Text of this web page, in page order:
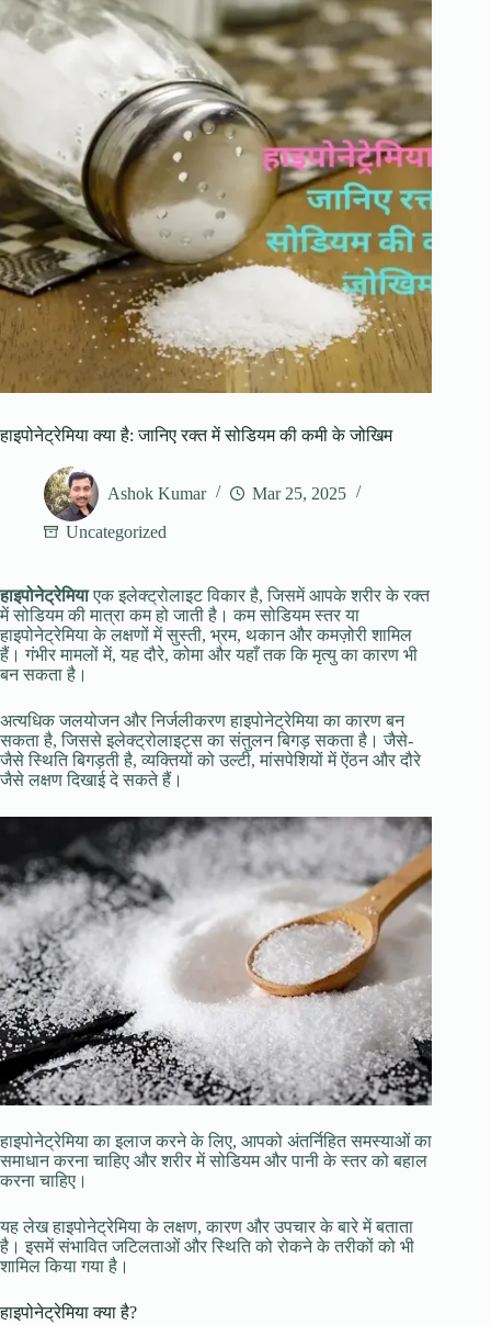
हाइपोनेट्रेमिया क्या है: जानिए रक्त में सोडियम की कमी के जोखिम
Ashok Kumar Mar 25, 2025
Uncategorized
हाइपोनेट्रेमियाएक इलेक्ट्रोलाइट विकार है, जिसमें आपके शरीर के रक्त
में सोडियम की मात्रा कम हो जाती है। कम सोडियम स्तर या
हाइपोनेट्रेमिया के लक्षणों में सुस्ती, भ्रम, थकान और कमज़ोरी शामिल
हैं। गंभीर मामलों में, यह दौरे, कोमा और यहाँ तक कि मृत्यु का कारण भी
बन सकता है।
अत्यधिक जलयोजन और निर्जलीकरण हाइपोनेट्रेमिया का कारण बन
सकता है, जिससे इलेक्ट्रोलाइट्स का संतुलन बिगड़ सकता है। जैसे-
जैसे स्थिति बिगड़ती है, व्यक्तियों को उल्टी, मांसपेशियों में ऐंठन और दौरे
जैसे लक्षण दिखाई दे सकते हैं।
हाइपोनेट्रेमिया का इलाज करने के लिए, आपको अंतर्निहित समस्याओं का
समाधान करना चाहिए और शरीर में सोडियम और पानी के स्तर को बहाल
करना चाहिए।
यह लेख हाइपोनेट्रेमिया के लक्षण, कारण और उपचार के बारे में बताता
है। इसमें संभावित जटिलताओं और स्थिति को रोकने के तरीकों को भी
शामिल किया गया है।
हाइपोनेट्रेमिया क्या है?